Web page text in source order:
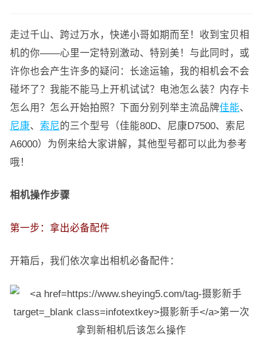
走过千山、跨过万水，快递小哥如期而至！收到宝贝相
机的你——心里一定特别激动、特别美！与此同时，或
许你也会产生许多的疑问：长途运输，我的相机会不会
碰坏了？我能不能马上开机试试？电池怎么装？内存卡
怎么用？怎么开始拍照？下面分别列举主流品牌佳能、
尼康、 索尼的三个型号（佳能80D、尼康D7500、索尼
A6000）为例来给大家讲解，其他型号都可以此为参考
哦！
相机操作步骤
第一步：拿出必备配件
开箱后，我们依次拿出相机必备配件：